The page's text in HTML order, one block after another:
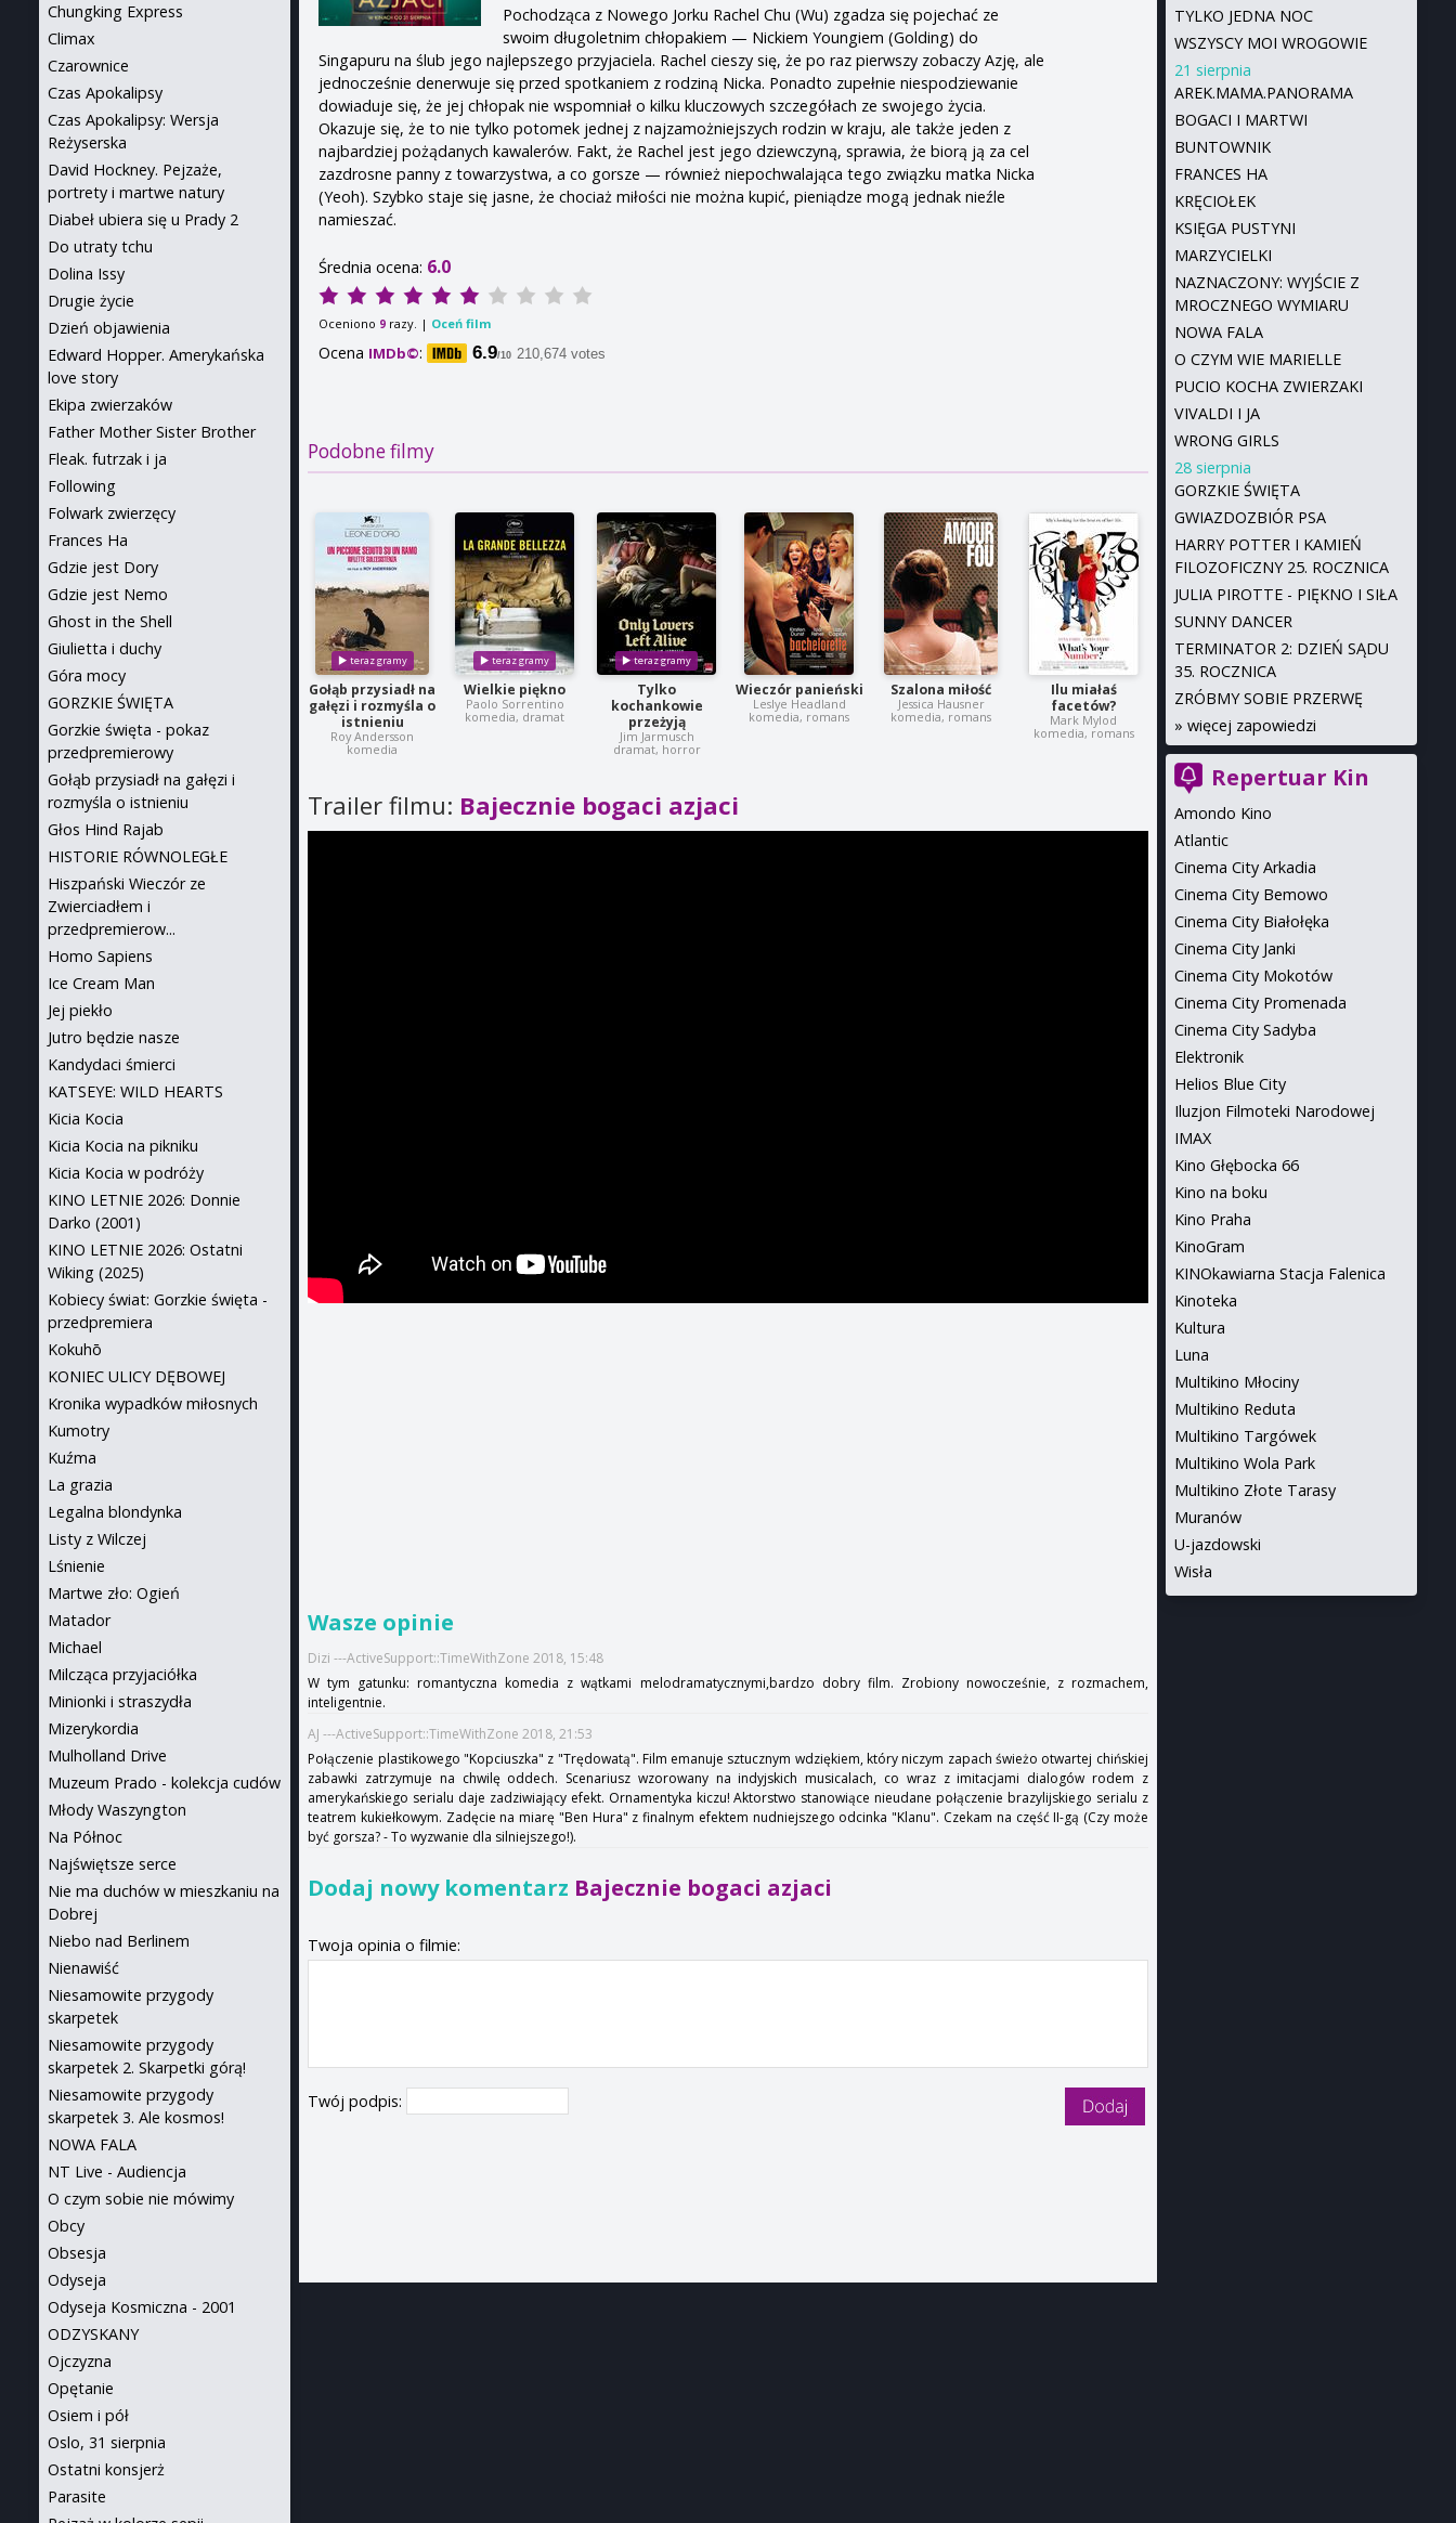
Pochodząca z Nowego Jorku Rachel Chu (Wu) zgadza się pojechać ze
swoim długoletnim chłopakiem — Nickiem Youngiem (Golding) do
Singapuru na ślub jego najlepszego przyjaciela. Rachel cieszy się, że po raz pierwszy zobaczy Azję, ale
jednocześnie denerwuje się przed spotkaniem z rodziną Nicka. Ponadto zupełnie niespodziewanie
dowiaduje się, że jej chłopak nie wspomniał o kilku kluczowych szczegółach ze swojego życia.
Okazuje się, że to nie tylko potomek jednej z najzamożniejszych rodzin w kraju, ale także jeden z
najbardziej pożądanych kawalerów. Fakt, że Rachel jest jego dziewczyną, sprawia, że biorą ją za cel
zazdrosne panny z towarzystwa, a co gorsze — również niepochwalająca tego związku matka Nicka
(Yeoh). Szybko staje się jasne, że chociaż miłości nie można kupić, pieniądze mogą jednak nieźle
namieszać.
Średnia ocena: 6.0
Oceniono 9 razy. | Oceń film
Ocena IMDb©: 6.9/10 210,674 votes
Podobne filmy
Gołąb przysiadł na
gałęzi i rozmyśla o
istnieniu
Roy Andersson
komedia
Wielkie piękno
Paolo Sorrentino
komedia, dramat
Tylko
kochankowie
przeżyją
Jim Jarmusch
dramat, horror
Wieczór panieński
Leslye Headland
komedia, romans
Szalona miłość
Jessica Hausner
komedia, romans
Ilu miałaś
facetów?
Mark Mylod
komedia, romans
Trailer filmu: Bajecznie bogaci azjaci
Wasze opinie
Dizi ---ActiveSupport::TimeWithZone 2018, 15:48
W tym gatunku: romantyczna komedia z wątkami melodramatycznymi,bardzo dobry film. Zrobiony nowocześnie, z rozmachem,
inteligentnie.
AJ ---ActiveSupport::TimeWithZone 2018, 21:53
Połączenie plastikowego "Kopciuszka" z "Trędowatą". Film emanuje sztucznym wdziękiem, który niczym zapach świeżo otwartej chińskiej
zabawki zatrzymuje na chwilę oddech. Scenariusz wzorowany na indyjskich musicalach, co wraz z imitacjami dialogów rodem z
amerykańskiego serialu daje zadziwiający efekt. Ornamentyka kiczu! Aktorstwo stanowiące nieudane połączenie brazylijskiego serialu z
teatrem kukiełkowym. Zadęcie na miarę "Ben Hura" z finalnym efektem nudniejszego odcinka "Klanu". Czekam na część II-gą (Czy może
być gorsza? - To wyzwanie dla silniejszego!).
Dodaj nowy komentarz Bajecznie bogaci azjaci
Twoja opinia o filmie:
Twój podpis:
TYLKO JEDNA NOC
WSZYSCY MOI WROGOWIE
21 sierpnia
AREK.MAMA.PANORAMA
BOGACI I MARTWI
BUNTOWNIK
FRANCES HA
KRĘCIOŁEK
KSIĘGA PUSTYNI
MARZYCIELKI
NAZNACZONY: WYJŚCIE Z
MROCZNEGO WYMIARU
NOWA FALA
O CZYM WIE MARIELLE
PUCIO KOCHA ZWIERZAKI
VIVALDI I JA
WRONG GIRLS
28 sierpnia
GORZKIE ŚWIĘTA
GWIAZDOZBIÓR PSA
HARRY POTTER I KAMIEŃ
FILOZOFICZNY 25. ROCZNICA
JULIA PIROTTE - PIĘKNO I SIŁA
SUNNY DANCER
TERMINATOR 2: DZIEŃ SĄDU
35. ROCZNICA
ZRÓBMY SOBIE PRZERWĘ
» więcej zapowiedzi
Repertuar Kin
Amondo Kino
Atlantic
Cinema City Arkadia
Cinema City Bemowo
Cinema City Białołęka
Cinema City Janki
Cinema City Mokotów
Cinema City Promenada
Cinema City Sadyba
Elektronik
Helios Blue City
Iluzjon Filmoteki Narodowej
IMAX
Kino Głębocka 66
Kino na boku
Kino Praha
KinoGram
KINOkawiarna Stacja Falenica
Kinoteka
Kultura
Luna
Multikino Młociny
Multikino Reduta
Multikino Targówek
Multikino Wola Park
Multikino Złote Tarasy
Muranów
U-jazdowski
Wisła
Chungking Express
Climax
Czarownice
Czas Apokalipsy
Czas Apokalipsy: Wersja
Reżyserska
David Hockney. Pejzaże,
portrety i martwe natury
Diabeł ubiera się u Prady 2
Do utraty tchu
Dolina Issy
Drugie życie
Dzień objawienia
Edward Hopper. Amerykańska
love story
Ekipa zwierzaków
Father Mother Sister Brother
Fleak. futrzak i ja
Following
Folwark zwierzęcy
Frances Ha
Gdzie jest Dory
Gdzie jest Nemo
Ghost in the Shell
Giulietta i duchy
Góra mocy
GORZKIE ŚWIĘTA
Gorzkie święta - pokaz
przedpremierowy
Gołąb przysiadł na gałęzi i
rozmyśla o istnieniu
Głos Hind Rajab
HISTORIE RÓWNOLEGŁE
Hiszpański Wieczór ze
Zwierciadłem i
przedpremierow...
Homo Sapiens
Ice Cream Man
Jej piekło
Jutro będzie nasze
Kandydaci śmierci
KATSEYE: WILD HEARTS
Kicia Kocia
Kicia Kocia na pikniku
Kicia Kocia w podróży
KINO LETNIE 2026: Donnie
Darko (2001)
KINO LETNIE 2026: Ostatni
Wiking (2025)
Kobiecy świat: Gorzkie święta -
przedpremiera
Kokuhō
KONIEC ULICY DĘBOWEJ
Kronika wypadków miłosnych
Kumotry
Kuźma
La grazia
Legalna blondynka
Listy z Wilczej
Lśnienie
Martwe zło: Ogień
Matador
Michael
Milcząca przyjaciółka
Minionki i straszydła
Mizerykordia
Mulholland Drive
Muzeum Prado - kolekcja cudów
Młody Waszyngton
Na Północ
Najświętsze serce
Nie ma duchów w mieszkaniu na
Dobrej
Niebo nad Berlinem
Nienawiść
Niesamowite przygody
skarpetek
Niesamowite przygody
skarpetek 2. Skarpetki górą!
Niesamowite przygody
skarpetek 3. Ale kosmos!
NOWA FALA
NT Live - Audiencja
O czym sobie nie mówimy
Obcy
Obsesja
Odyseja
Odyseja Kosmiczna - 2001
ODZYSKANY
Ojczyzna
Opętanie
Osiem i pół
Oslo, 31 sierpnia
Ostatni konsjerż
Parasite